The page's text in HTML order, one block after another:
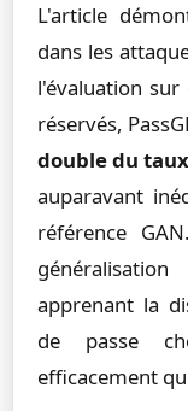
L'article
dans les
l'évaluation sur
réservés,
double du
auparavant
référence
apprenant la
de passe
efficacement